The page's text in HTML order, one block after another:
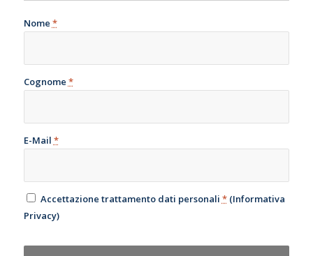
Nome *
Cognome *
E-Mail *
Accettazione trattamento dati personali *(Informativa
Privacy)